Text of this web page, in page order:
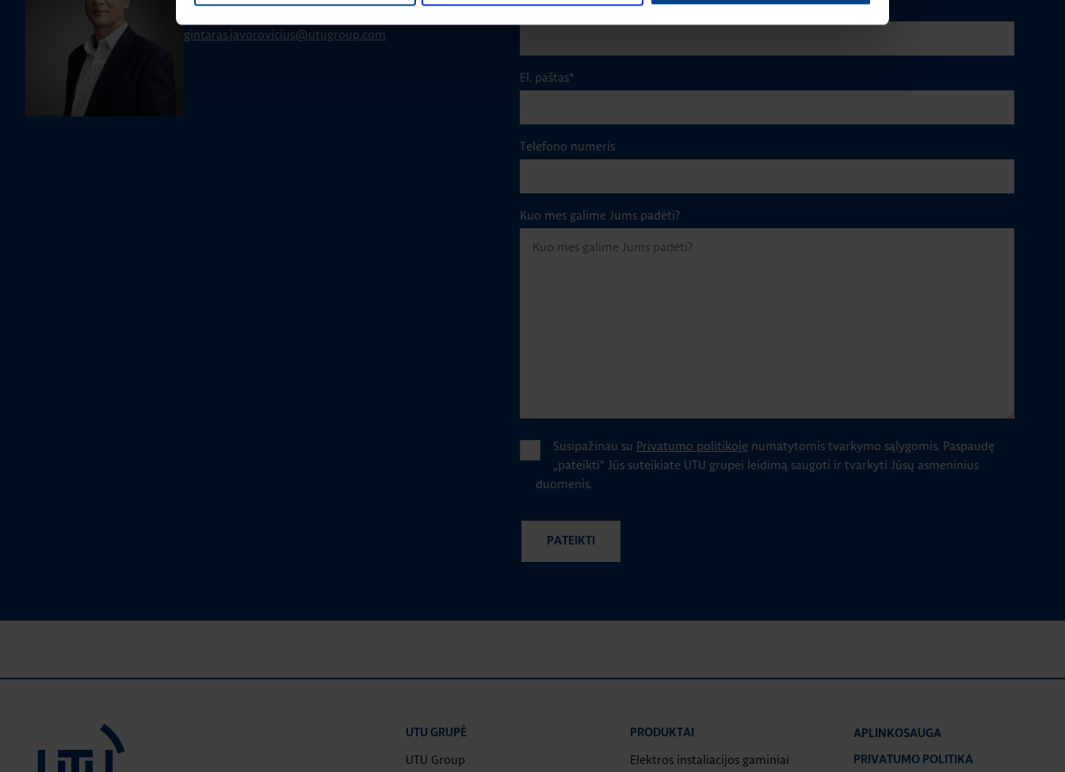
gintaras.javorovicius@utugroup.com
Įmonė
El. paštas*
Telefono numeris
Kuo mes galime Jums padėti?
Susipažinau su Privatumo politikoje numatytomis tvarkymo sąlygomis. Paspaudę
„pateikti" Jūs suteikiate UTU grupei leidimą saugoti ir tvarkyti Jūsų asmeninius
duomenis.
UTU GRUPĖ
UTU Group
PRODUKTAI
Elektros instaliacijos gaminiai
APLINKOSAUGA
PRIVATUMO POLITIKA